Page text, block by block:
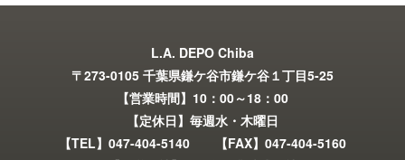
L.A. DEPO Chiba
〒273-0105 千葉県鎌ケ谷市鎌ケ谷１丁目5-25
【営業時間】10：00～18：00
【定休日】毎週水・木曜日
【TEL】047-404-5140 【FAX】047-404-5160